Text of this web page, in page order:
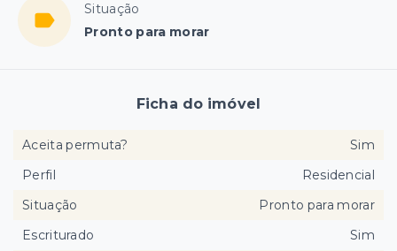
Situação
Pronto para morar
Ficha do imóvel
Aceita permuta?
Sim
Perfil
Residencial
Situação
Pronto para morar
Escriturado
Sim